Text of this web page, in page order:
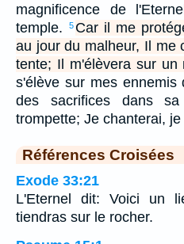
magnificence de
temple.
5 Car il me
au jour du malheur, Il me
tente; Il m'élèvera sur un
s'élève sur mes ennemis
des sacrifices dans
trompette; Je chanterai,
Références Croisées
Exode 33:21
L'Eternel dit: Voici un
tiendras sur le rocher.